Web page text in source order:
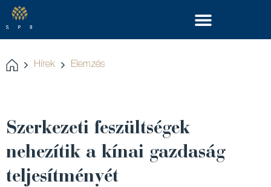
Hírek Elemzés
Szerkezeti feszültségek
nehezítik a kínai gazdaság
teljesítményét